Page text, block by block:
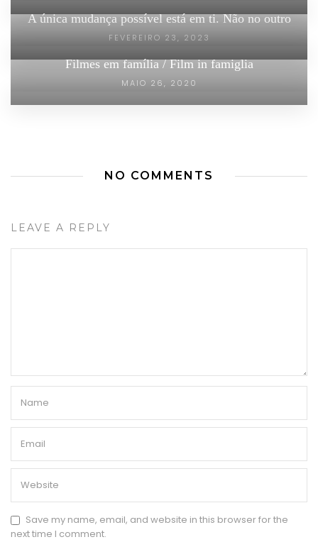
A única mudança possível está em ti. Não no outro
FEVEREIRO 23, 2023
Filmes em família / Film in famiglia
MAIO 26, 2020
NO COMMENTS
LEAVE A REPLY
Save my name, email, and website in this browser for the
next time I comment.